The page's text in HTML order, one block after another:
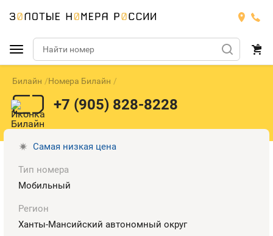
Подобрать номер
МТС
МТС
Номера
Билайн
БИЛАЙН
Номера
Мегафон
МЕГАФОН
Йота
Билайн Номера Билайн
+7 (905) 828-8228
Самая низкая цена
Тип номера
Мобильный
Регион
Ханты-Мансийский автономный округ